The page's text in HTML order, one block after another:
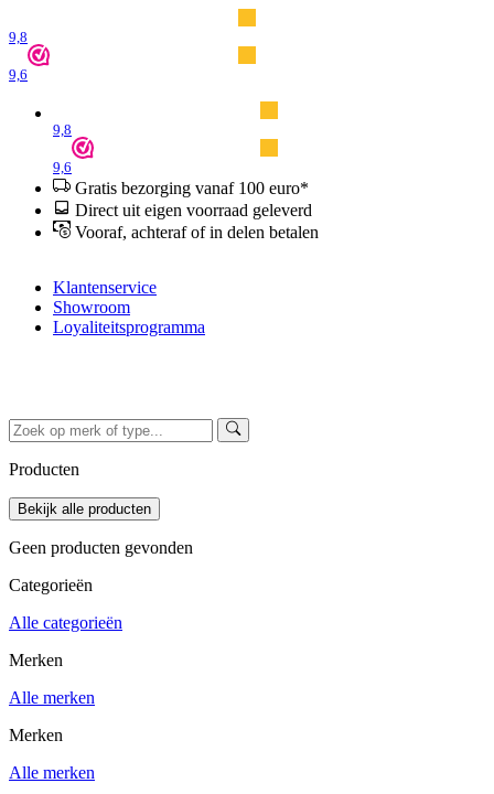
9,8
9,6
9,8
9,6
Gratis bezorging vanaf 100 euro*
Direct uit eigen voorraad geleverd
Vooraf, achteraf of in delen betalen
Klantenservice
Showroom
Loyaliteitsprogramma
Producten
Geen producten gevonden
Categorieën
Alle categorieën
Merken
Alle merken
Merken
Alle merken